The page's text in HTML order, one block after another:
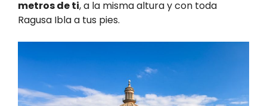
metros de ti, a la misma altura y con toda
Ragusa Ibla a tus pies.